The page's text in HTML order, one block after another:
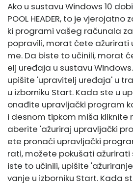
Ako u sustavu Windows 10
POOL HEADER, to je
ki programi vašeg računala
popravili, morat ćete ažurirati
me. Da biste to učinili, morat
elj uređaja u sustavu
upišite 'upravitelj uređaja' u
u izborniku Start. Kada ste u
onađite upravljački program
i desnom tipkom miša kliknite
aberite 'ažuriraj upravljački
ete pronaći upravljački
rati, možete pokušati ažurirati
iste to učinili, upišite
vanje u izborniku Start. Kada